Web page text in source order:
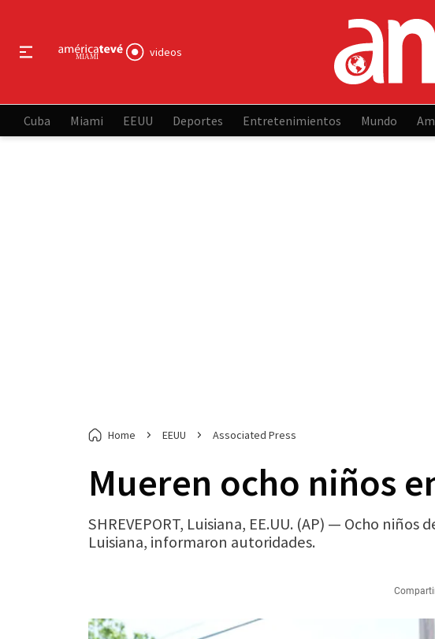
videos
Cuba Miami EEUU Deportes Entretenimientos Mundo
Home EEUU Associated Press
Mueren ocho niños
SHREVEPORT, Luisiana, EE.UU. (AP) — Ocho
Luisiana, informaron autoridades.